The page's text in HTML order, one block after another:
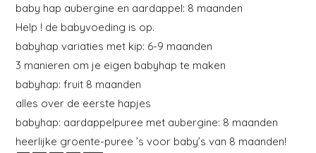
baby hap aubergine en aardappel: 8 maanden
Help ! de babyvoeding is op.
babyhap variaties met kip: 6-9 maanden
3 manieren om je eigen babyhap te maken
babyhap: fruit 8 maanden
alles over de eerste hapjes
babyhap: aardappelpuree met aubergine: 8 maanden
heerlijke groente-puree ’s voor baby’s van 8 maanden!